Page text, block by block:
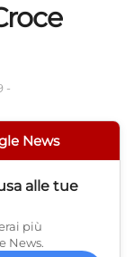
-
News
alle tue
più
News.